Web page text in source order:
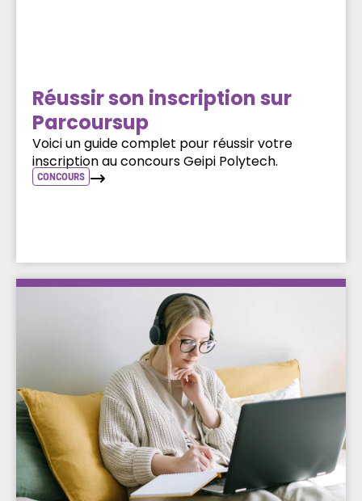
Réussir son inscription sur
Parcoursup
Voici un guide complet pour réussir votre
inscription au concours Geipi Polytech.
CONCOURS